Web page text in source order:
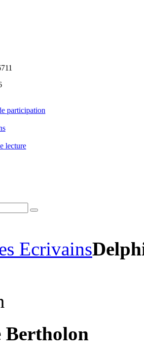
participation
lecture
Ecrivains
Bertholon